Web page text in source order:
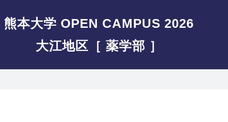
熊本大学 OPEN CAMPUS 2026
大江地区［ 薬学部 ］